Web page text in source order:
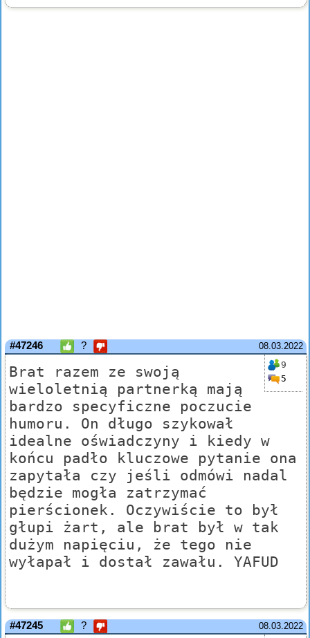
08.03.2022
#47246 ?
9
5
Brat razem ze swoją
wieloletnią partnerką mają
bardzo specyficzne poczucie
humoru. On długo szykował
idealne oświadczyny i kiedy w
końcu padło kluczowe pytanie ona
zapytała czy jeśli odmówi nadal
będzie mogła zatrzymać
pierścionek. Oczywiście to był
głupi żart, ale brat był w tak
dużym napięciu, że tego nie
wyłapał i dostał zawału. YAFUD
08.03.2022
#47245 ?